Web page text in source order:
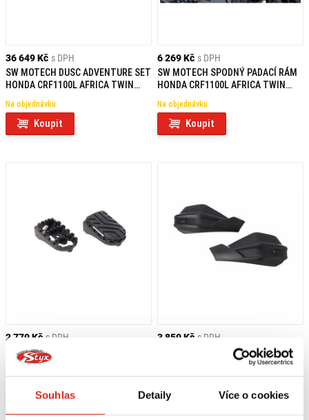
Souhlas Detaily Více o cookies
36 649 Kč s DPH
SW MOTECH DUSC ADVENTURE SET
HONDA CRF1100L AFRICA TWIN
Na objednávku
Koupit
6 269 Kč s DPH
SW MOTECH SPODNÝ PADACÍ RÁM
HONDA CRF1100L AFRICA TWIN
Na objednávku
Koupit
2 779 Kč s DPH
SW MOTECH ČIERNE STUPAČKY ION
PRE HONDA CRF1000L/AS,
CRF1100L/AS, NT1100, XL750
Koupit
3 859 Kč s DPH
SW MOTECH ADVENTURE KRYTY
RÚK HONDA CRF 1000 L/AS / CRF
1100 L/AS / X-ADV